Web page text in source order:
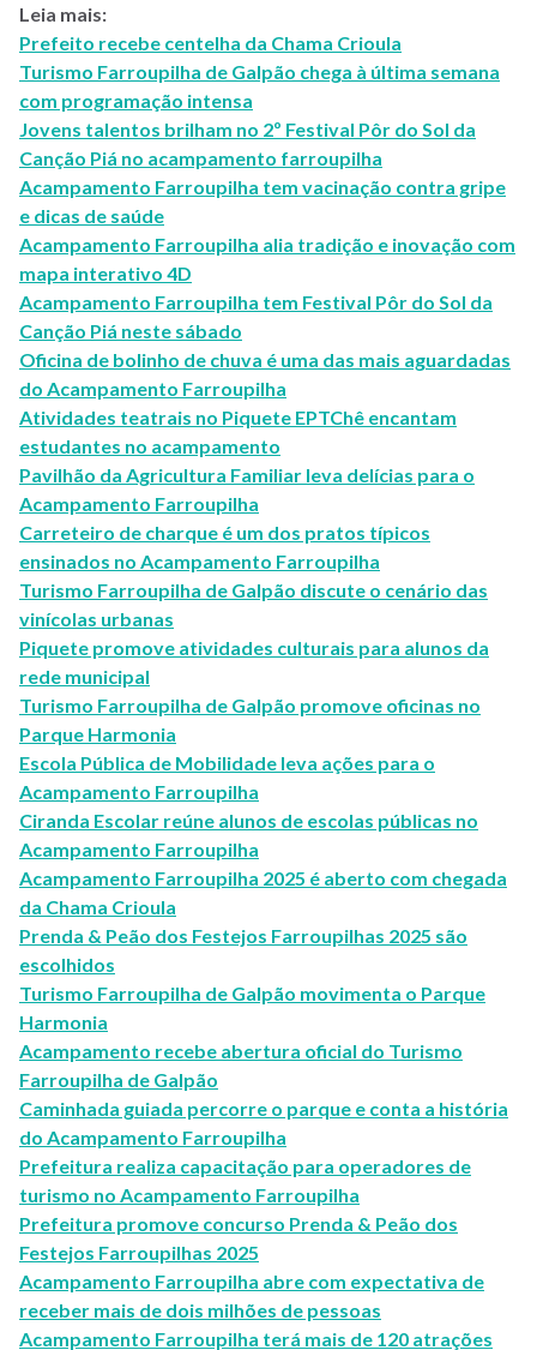
Leia mais:
Prefeito recebe centelha da Chama Crioula
Turismo Farroupilha de Galpão chega à última semana
com programação intensa
Jovens talentos brilham no 2º Festival Pôr do Sol da
Canção Piá no acampamento farroupilha
Acampamento Farroupilha tem vacinação contra gripe
e dicas de saúde
Acampamento Farroupilha alia tradição e inovação com
mapa interativo 4D
Acampamento Farroupilha tem Festival Pôr do Sol da
Canção Piá neste sábado
Oficina de bolinho de chuva é uma das mais aguardadas
do Acampamento Farroupilha
Atividades teatrais no Piquete EPTChê encantam
estudantes no acampamento
Pavilhão da Agricultura Familiar leva delícias para o
Acampamento Farroupilha
Carreteiro de charque é um dos pratos típicos
ensinados no Acampamento Farroupilha
Turismo Farroupilha de Galpão discute o cenário das
vinícolas urbanas
Piquete promove atividades culturais para alunos da
rede municipal
Turismo Farroupilha de Galpão promove oficinas no
Parque Harmonia
Escola Pública de Mobilidade leva ações para o
Acampamento Farroupilha
Ciranda Escolar reúne alunos de escolas públicas no
Acampamento Farroupilha
Acampamento Farroupilha 2025 é aberto com chegada
da Chama Crioula
Prenda & Peão dos Festejos Farroupilhas 2025 são
escolhidos
Turismo Farroupilha de Galpão movimenta o Parque
Harmonia
Acampamento recebe abertura oficial do Turismo
Farroupilha de Galpão
Caminhada guiada percorre o parque e conta a história
do Acampamento Farroupilha
Prefeitura realiza capacitação para operadores de
turismo no Acampamento Farroupilha
Prefeitura promove concurso Prenda & Peão dos
Festejos Farroupilhas 2025
Acampamento Farroupilha abre com expectativa de
receber mais de dois milhões de pessoas
Acampamento Farroupilha terá mais de 120 atrações